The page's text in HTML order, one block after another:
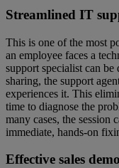
Streamlined IT
This is one of the most
an employee faces a
support specialist can
sharing, the support
experiences it. This
time to diagnose the
many cases, the session
immediate, hands-on
Effective sales